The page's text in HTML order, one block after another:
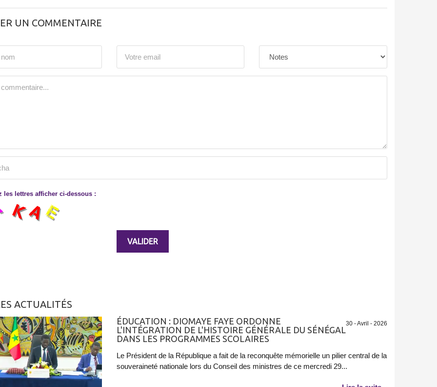
UN COMMENTAIRE
les lettres afficher ci-dessous :
ACTUALITÉS
30 - Avril - 2026
ÉDUCATION : DIOMAYE FAYE ORDONNE
L'INTÉGRATION DE L'HISTOIRE GÉNÉRALE DU SÉNÉGAL
DANS LES PROGRAMMES SCOLAIRES
Le Président de la République a fait de la reconquête mémorielle un pilier central de la
souveraineté nationale lors du Conseil des ministres de ce mercredi 29...